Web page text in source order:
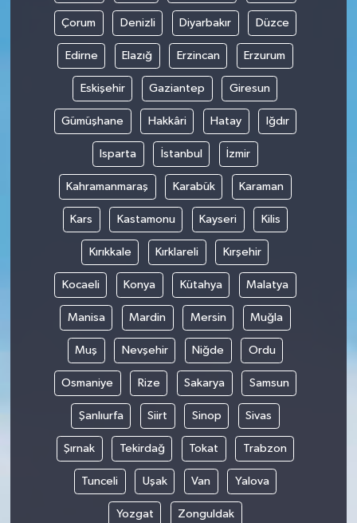
Çorum Denizli Diyarbakır Düzce
Edirne Elazığ Erzincan Erzurum
Eskişehir Gaziantep Giresun
Gümüşhane Hakkâri Hatay Iğdır
Isparta İstanbul İzmir
Kahramanmaraş Karabük Karaman
Kars Kastamonu Kayseri Kilis
Kırıkkale Kırklareli Kırşehir
Kocaeli Konya Kütahya Malatya
Manisa Mardin Mersin Muğla
Muş Nevşehir Niğde Ordu
Osmaniye Rize Sakarya Samsun
Şanlıurfa Siirt Sinop Sivas
Şırnak Tekirdağ Tokat Trabzon
Tunceli Uşak Van Yalova
Yozgat Zonguldak